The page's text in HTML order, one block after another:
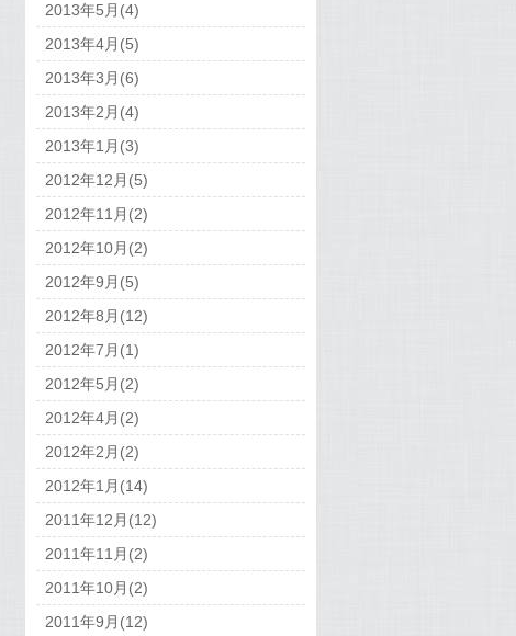
2013年5月(4)
2013年4月(5)
2013年3月(6)
2013年2月(4)
2013年1月(3)
2012年12月(5)
2012年11月(2)
2012年10月(2)
2012年9月(5)
2012年8月(12)
2012年7月(1)
2012年5月(2)
2012年4月(2)
2012年2月(2)
2012年1月(14)
2011年12月(12)
2011年11月(2)
2011年10月(2)
2011年9月(12)